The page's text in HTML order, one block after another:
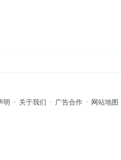
明 关于我们 广告合作 网站地图